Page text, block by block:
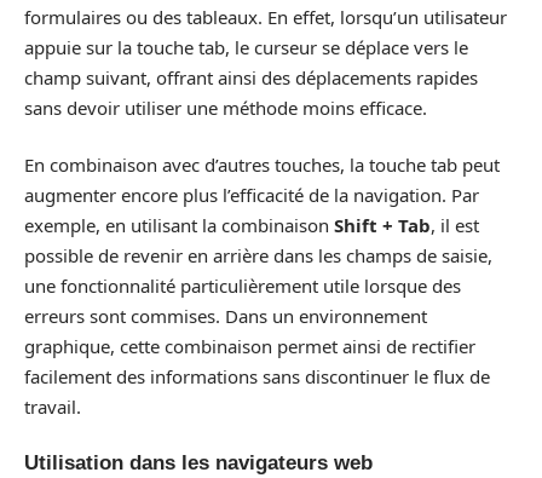
formulaires ou des tableaux. En effet, lorsqu’un utilisateur
appuie sur la touche tab, le curseur se déplace vers le
champ suivant, offrant ainsi des déplacements rapides
sans devoir utiliser une méthode moins efficace.
En combinaison avec d’autres touches, la touche tab peut
augmenter encore plus l’efficacité de la navigation. Par
exemple, en utilisant la combinaison Shift + Tab, il est
possible de revenir en arrière dans les champs de saisie,
une fonctionnalité particulièrement utile lorsque des
erreurs sont commises. Dans un environnement
graphique, cette combinaison permet ainsi de rectifier
facilement des informations sans discontinuer le flux de
travail.
Utilisation dans les navigateurs web